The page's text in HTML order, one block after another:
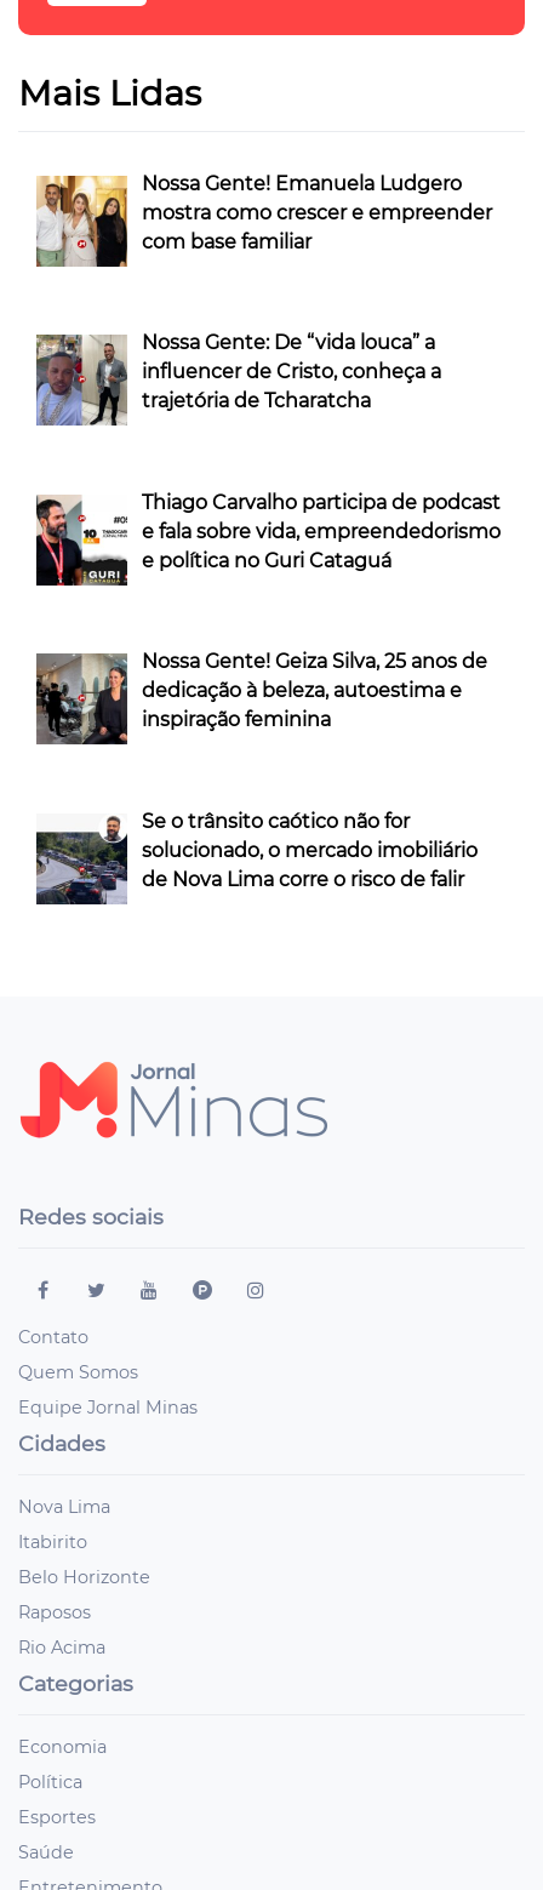
Mais Lidas
Nossa Gente! Emanuela Ludgero
mostra como crescer e empreender
com base familiar
Nossa Gente: De “vida louca” a
influencer de Cristo, conheça a
trajetória de Tcharatcha
Thiago Carvalho participa de podcast
e fala sobre vida, empreendedorismo
e política no Guri Cataguá
Nossa Gente! Geiza Silva, 25 anos de
dedicação à beleza, autoestima e
inspiração feminina
Se o trânsito caótico não for
solucionado, o mercado imobiliário
de Nova Lima corre o risco de falir
Redes sociais
Contato
Quem Somos
Equipe Jornal Minas
Cidades
Nova Lima
Itabirito
Belo Horizonte
Raposos
Rio Acima
Categorias
Economia
Política
Esportes
Saúde